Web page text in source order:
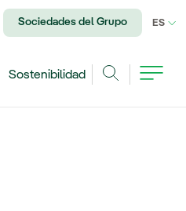
Sociedades del Grupo ES
Sostenibilidad